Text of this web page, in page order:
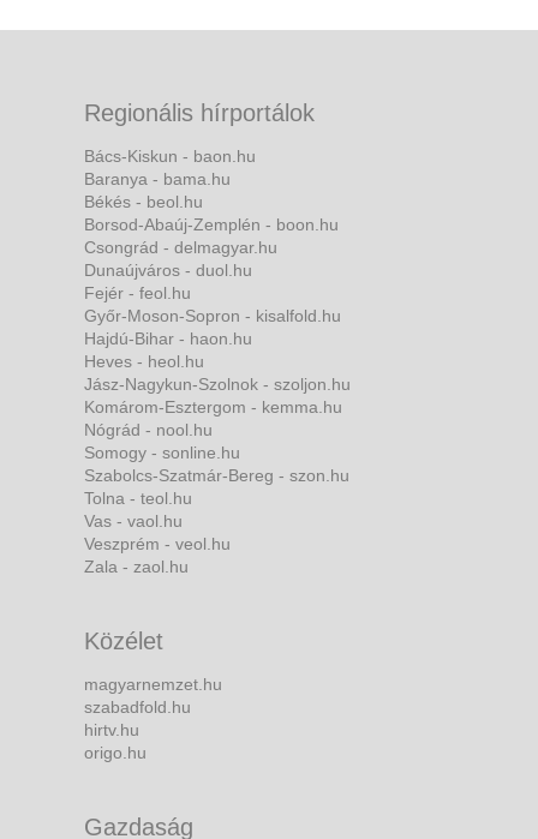
Regionális hírportálok
Bács-Kiskun - baon.hu
Baranya - bama.hu
Békés - beol.hu
Borsod-Abaúj-Zemplén - boon.hu
Csongrád - delmagyar.hu
Dunaújváros - duol.hu
Fejér - feol.hu
Győr-Moson-Sopron - kisalfold.hu
Hajdú-Bihar - haon.hu
Heves - heol.hu
Jász-Nagykun-Szolnok - szoljon.hu
Komárom-Esztergom - kemma.hu
Nógrád - nool.hu
Somogy - sonline.hu
Szabolcs-Szatmár-Bereg - szon.hu
Tolna - teol.hu
Vas - vaol.hu
Veszprém - veol.hu
Zala - zaol.hu
Közélet
magyarnemzet.hu
szabadfold.hu
hirtv.hu
origo.hu
Gazdaság